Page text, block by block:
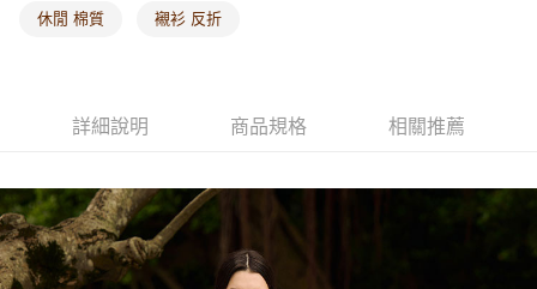
休閒 棉質 襯衫 反折
詳細說明 商品規格 相關推薦